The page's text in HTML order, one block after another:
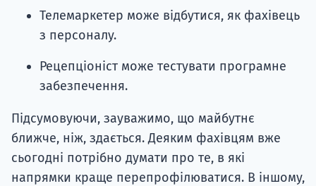
Телемаркетер може відбутися, як фахівець
з персоналу.
Рецепціоніст може тестувати програмне
забезпечення.
Підсумовуючи, зауважимо, що майбутнє
ближче, ніж, здається. Деяким фахівцям вже
сьогодні потрібно думати про те, в які
напрямки краще перепрофілюватися. В іншому,